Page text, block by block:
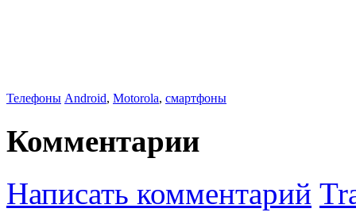
Телефоны Android, Motorola, смартфоны
Комментарии
Написать комментарий